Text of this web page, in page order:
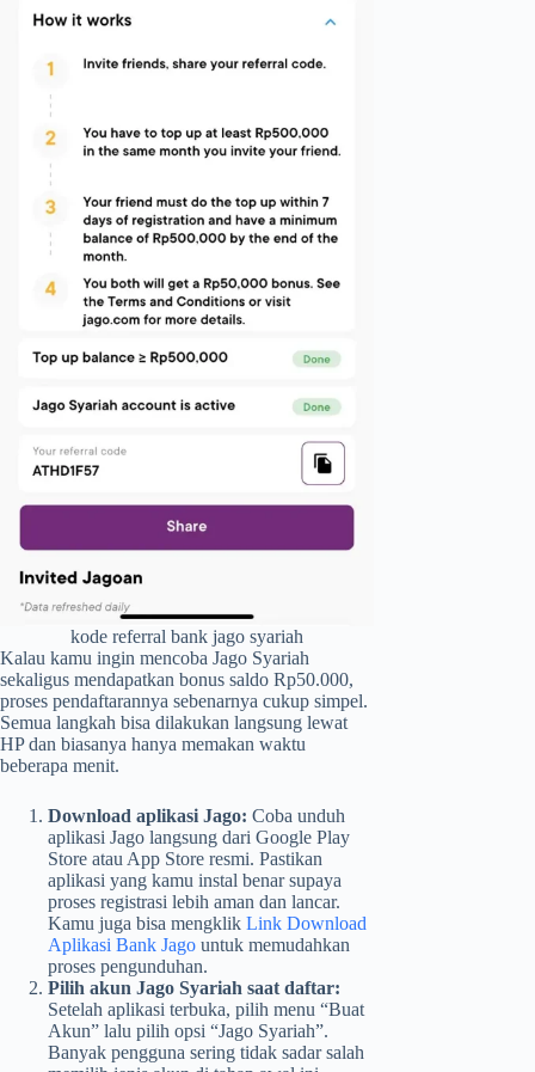
kode referral bank jago syariah
Kalau kamu ingin mencoba Jago Syariah
sekaligus mendapatkan bonus saldo Rp50.000,
proses pendaftarannya sebenarnya cukup simpel.
Semua langkah bisa dilakukan langsung lewat
HP dan biasanya hanya memakan waktu
beberapa menit.
Download aplikasi Jago: Coba unduh
aplikasi Jago langsung dari Google Play
Store atau App Store resmi. Pastikan
aplikasi yang kamu instal benar supaya
proses registrasi lebih aman dan lancar.
Kamu juga bisa mengklik Link Download
Aplikasi Bank Jago untuk memudahkan
proses pengunduhan.
Pilih akun Jago Syariah saat daftar:
Setelah aplikasi terbuka, pilih menu “Buat
Akun” lalu pilih opsi “Jago Syariah”.
Banyak pengguna sering tidak sadar salah